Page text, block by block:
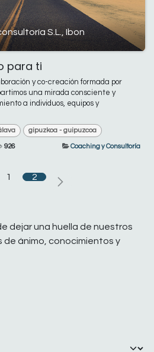
S.L., Ibon
para ti
y co-creación formada por
una mirada consciente y
a individuos, equipos y
gipuzkoa - guipuzcoa
926 Coaching y Consultoría
1 2
dejar una huella de nuestros
ánimo, conocimientos y